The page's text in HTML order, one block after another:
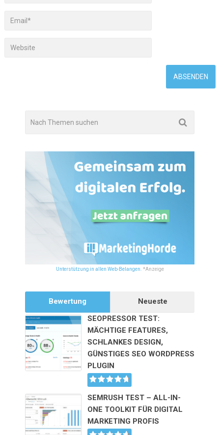
Unterstützung in allen Web-Belangen. *Anzeige
Bewertung
Neueste
SEOPRESSOR TEST:
MÄCHTIGE FEATURES,
SCHLANKES DESIGN,
GÜNSTIGES SEO WORDPRESS
PLUGIN
SEMRUSH TEST – ALL-IN-
ONE TOOLKIT FÜR DIGITAL
MARKETING PROFIS